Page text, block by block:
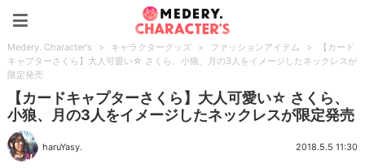
Medery. Character's > キャラクターグッズ > ファッションアイテム >
【カード
キャプターさくら】大人可愛い☆ さくら、小狼、月の3人をイメージしたネックレスが
限定発売
【カードキャプターさくら】大人可愛い☆ さくら、
小狼、月の3人をイメージしたネックレスが限定発売
haruYasy. 2018.5.5 11:30